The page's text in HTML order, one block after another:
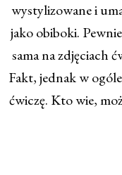
wystylizowane i
jako obiboki.
sama na zdjęciach
Fakt, jednak w
ćwiczę. Kto wie,